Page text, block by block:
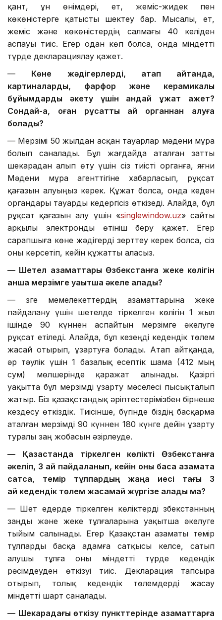
қант, ұн өнімдері, ет, жеміс-жидек пен
көкөністерге қатысты шектеу бар. Мысалы, ет,
жеміс және көкөністердің салмағы 40 келіден
аспауы тиіс. Егер одан көп болса, онда міндетті
түрде декларациялау қажет.
— Көне жәдігерлерді, атап айтқанда,
картиналарды, фарфор және керамикалық
бұйымдарды әкету үшін қандай құжат қажет?
Сондай-ақ, оған рұқсатты қай органнан алуға
болады?
— Мерзімі 50 жылдан асқан тауарлар мәдени мұра
болып саналады. Бұл жағдайда аталған затты
шекарадан алып өту үшін сіз тиісті органға, яғни
Мәдени мұра агенттігіне хабарласып, рұқсат
қағазын алуыңыз керек. Құжат болса, онда кеден
органдары тауарды кедергісіз өткізеді. Алайда, бұл
рұқсат қағазын алу үшін «singlewindow.uz» сайты
арқылы электронды өтініш беру қажет. Егер
сарапшыға көне жәдігерді зерттеу керек болса, сіз
оны көрсетіп, кейін құжатты аласыз.
— Шетел азаматтары Өзбекстанға жеке көлігін
қанша мерзімге уақытша әкеле алады?
— Өзге мемелекеттердің азаматтарына жеке
пайдалану үшін шетелде тіркелген көлігін 1 жыл
ішінде 90 күннен аспайтын мерзімге әкелуге
рұқсат етіледі. Алайда, бұл кезеңді кедендік төлем
жасай отырып, ұзартуға болады. Атап айтқанда,
әр тәулік үшін 1 базалық есептік шама (412 мың
сум) мөлшерінде қаражат алынады. Қазіргі
уақытта бұл мерзімді ұзарту мәселесі пысықталып
жатыр. Біз қазақстандық әріптестерімізбен бірнеше
кездесу өткіздік. Тиісінше, бүгінде біздің басқарма
аталған мерзімді 90 күннен 180 күнге дейін ұзарту
туралы заң жобасын әзірлеуде.
— Қазақстанда тіркелген көлікті Өзбекстанға
әкеліп, 3 ай пайдаланып, кейін оны басқа азаматқа
сатса, темір тұлпардың жаңа иесі тағы 3
ай кедендік төлем жасамай жүргізе алады ма?
— Шет едерде тіркелген көліктерді Өзбекстанның
заңды және жеке тұлғаларына уақытша әкелуге
тыйым салынады. Егер Қазақстан азаматы темір
тұлпарды басқа адамға сатқысы келсе, сатып
алушы тұлға оны міндетті түрде кедендік
рәсімдеуден өткізуі тиіс. Декларация тапсыра
отырып, толық кедендік төлемдерді жасау
міндетті шарт саналады.
— Шекарадағы өткізу пункттерінде азаматтарға